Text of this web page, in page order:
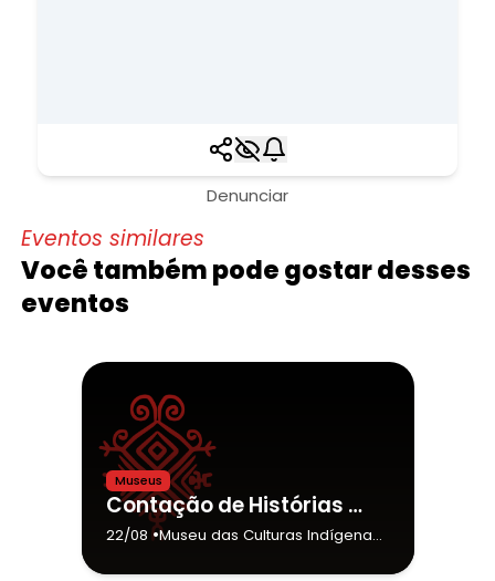
Denunciar
Eventos similares
Você também pode gostar desses
eventos
Museus
Contação de Histórias MCI | Muito Antes do “Era Uma Vez”
22/08 •Museu das Culturas Indígenas